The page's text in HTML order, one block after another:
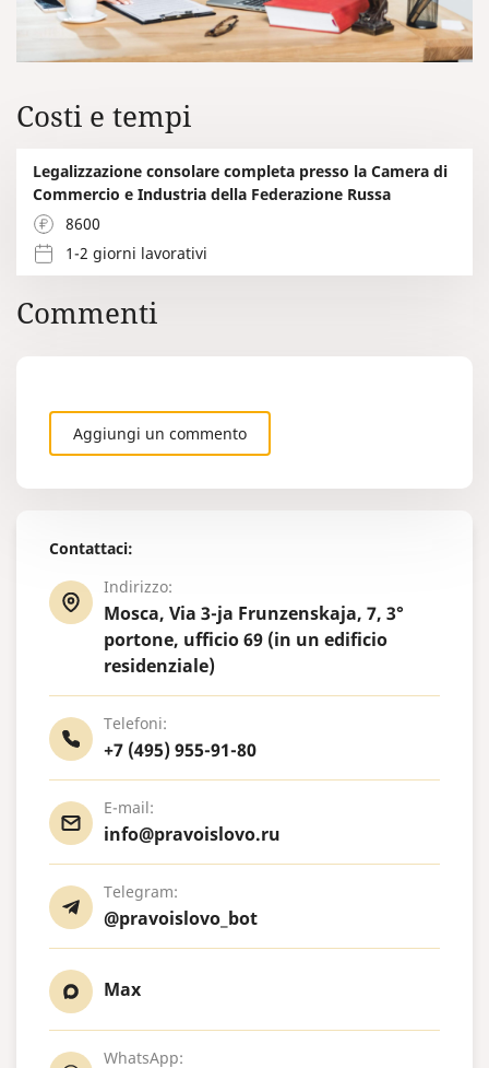
Contattaci:
Indirizzo:
Mosca, Via 3-ja Frunzenskaja, 7, 3°
portone, ufficio 69 (in un edificio
residenziale)
Telefoni:
+7 (495) 955-91-80
E-mail:
info@pravoislovo.ru
Telegram:
@pravoislovo_bot
Max
WhatsApp:
Costi e tempi
Legalizzazione consolare completa presso la Camera di
Commercio e Industria della Federazione Russa
8600
1-2 giorni lavorativi
Commenti
Aggiungi un commento